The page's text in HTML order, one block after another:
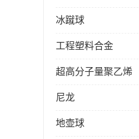
冰蹴球
工程塑料合金
超高分子量聚乙烯
尼龙
地壶球